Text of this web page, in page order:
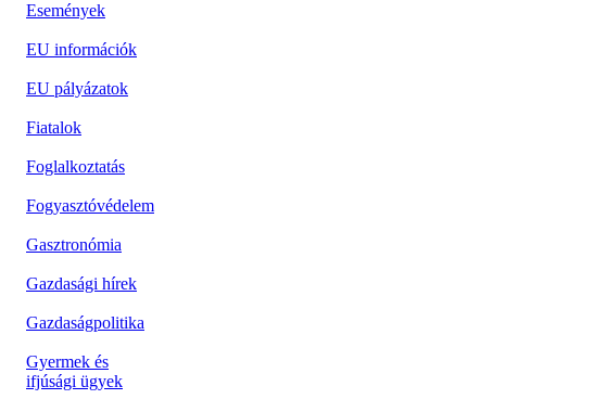
Események
EU információk
EU pályázatok
Fiatalok
Foglalkoztatás
Fogyasztóvédelem
Gasztronómia
Gazdasági hírek
Gazdaságpolitika
Gyermek és
ifjúsági ügyek